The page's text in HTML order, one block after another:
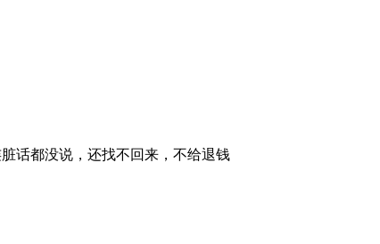
话都没说，还找不回来，不给退钱